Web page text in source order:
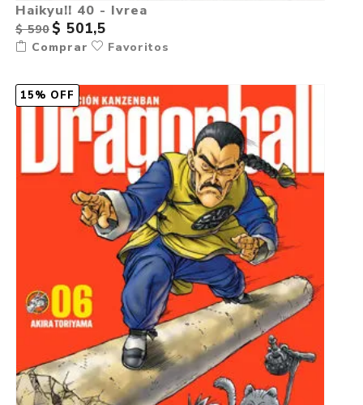
Haikyu!! 40 - Ivrea
$ 590 $ 501,5
Comprar Favoritos
15% OFF